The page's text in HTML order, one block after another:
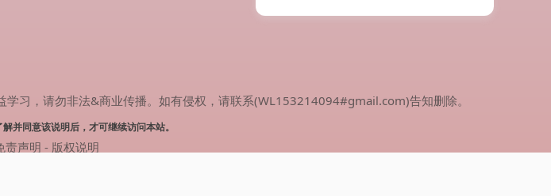
习，请勿非法&商业传播。如有侵权，请联系(WL153214094#gmail.com)告知删除。
并同意该说明后，才可继续访问本站。
责声明 - 版权说明